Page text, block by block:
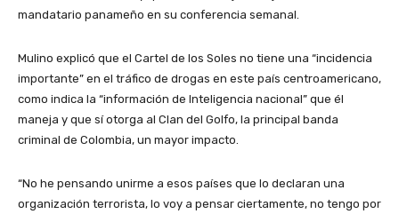
mandatario panameño en su conferencia semanal.
Mulino explicó que el Cartel de los Soles no tiene una “incidencia
importante” en el tráfico de drogas en este país centroamericano,
como indica la “información de Inteligencia nacional” que él
maneja y que sí otorga al Clan del Golfo, la principal banda
criminal de Colombia, un mayor impacto.
“No he pensando unirme a esos países que lo declaran una
organización terrorista, lo voy a pensar ciertamente, no tengo por